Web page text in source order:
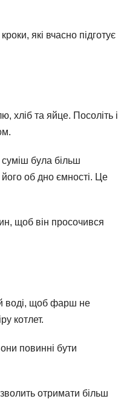
які вчасно підготує
хліб та яйце. Посоліть і
була більш
його об дно ємності. Це
щоб він просочився
воді, щоб фарш не
котлет.
повинні бути
отримати більш